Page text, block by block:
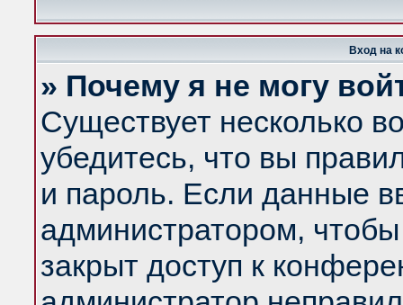
Вход на
» Почему я не могу
Существует несколько
убедитесь, что вы
и пароль. Если данные
администратором,
закрыт доступ к